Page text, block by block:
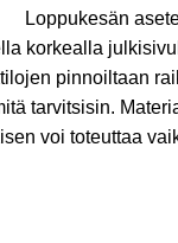
Loppukesän
korkealla
pinnoiltaan
tarvitsisin.
voi toteuttaa